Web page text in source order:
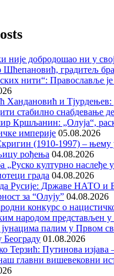
није добродошао ни у
Шћепановић, градитељ
нити“: Православље
Хандановић и
стабилно снабдевање
Кршљанин: „Олуја“,
империје 05.08.2026
(1910-1997) – њему
рођења 04.08.2026
„Руско културно наслеђе
града 04.08.2026
Русије: Државе НАТО и
за “Олују” 04.08.2026
конкурс о
народом представљен у
палим у Првом
Београду 01.08.2026
Терзић: Путинова изјава
главни вишевековни